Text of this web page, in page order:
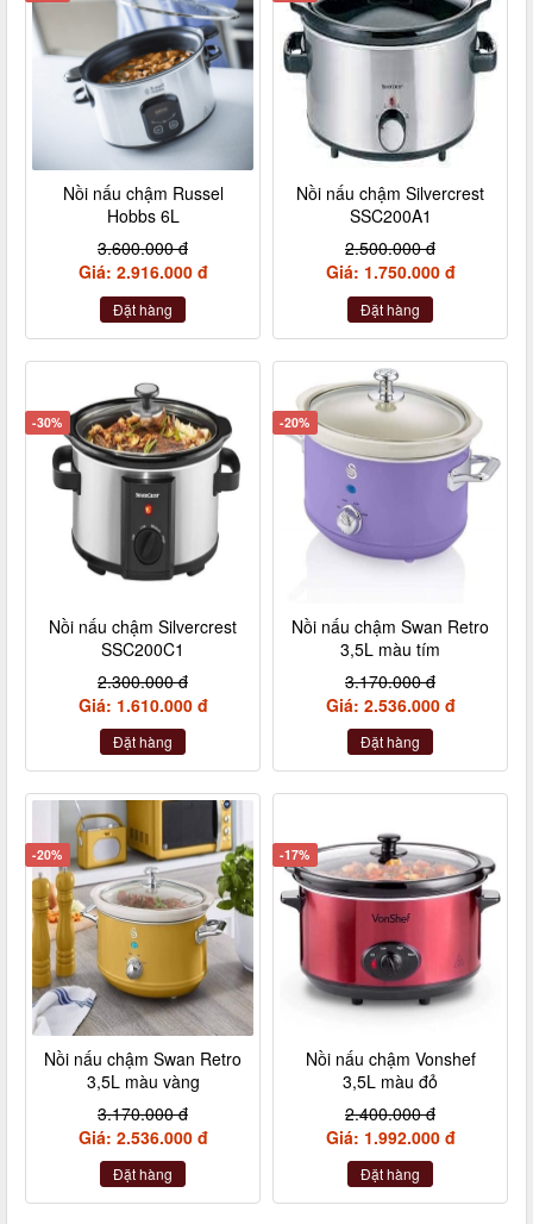
Nồi nấu chậm Russel
Hobbs 6L
3.600.000 đ
Giá: 2.916.000 đ
Đặt hàng
Nồi nấu chậm Silvercrest
SSC200A1
2.500.000 đ
Giá: 1.750.000 đ
Đặt hàng
-30%
Nồi nấu chậm Silvercrest
SSC200C1
2.300.000 đ
Giá: 1.610.000 đ
Đặt hàng
-20%
Nồi nấu chậm Swan Retro
3,5L màu tím
3.170.000 đ
Giá: 2.536.000 đ
Đặt hàng
-20%
Nồi nấu chậm Swan Retro
3,5L màu vàng
3.170.000 đ
Giá: 2.536.000 đ
Đặt hàng
-17%
Nồi nấu chậm Vonshef
3,5L màu đỏ
2.400.000 đ
Giá: 1.992.000 đ
Đặt hàng